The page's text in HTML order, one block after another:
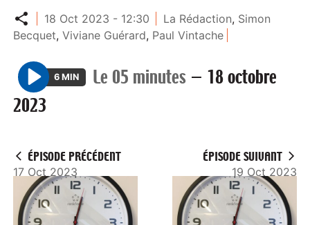
Partager
18 Oct 2023 - 12:30 La Rédaction, Simon
Becquet,Viviane Guérard, Paul Vintache
P
l
6 MIN Le 05 minutes — 18 octobre
2023
ÉPISODE PRÉCÉDENT
17 Oct 2023
ÉPISODE SUIVANT
19 Oct 2023